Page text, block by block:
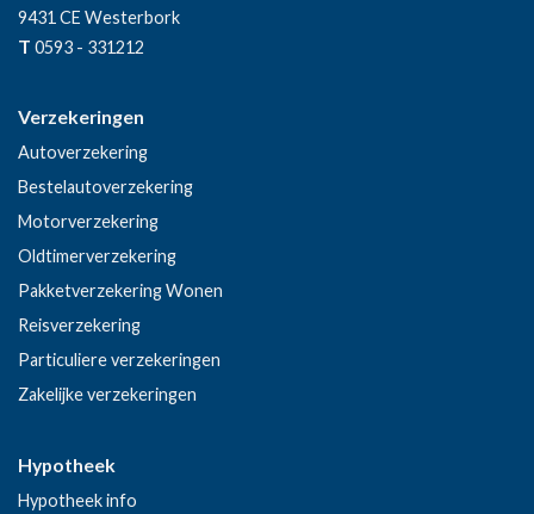
9431 CE Westerbork
T 0593 - 331212
Verzekeringen
Autoverzekering
Bestelautoverzekering
Motorverzekering
Oldtimerverzekering
Pakketverzekering Wonen
Reisverzekering
Particuliere verzekeringen
Zakelijke verzekeringen
Hypotheek
Hypotheek info